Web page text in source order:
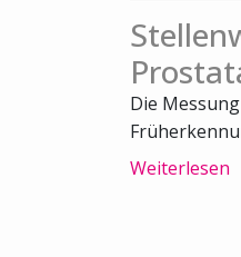
Die
Weiterlesen